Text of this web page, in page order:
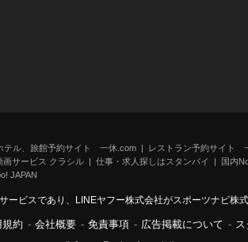
テル、旅館予約サイト 一休.com
レストラン予約サイト
画サービス クラシル 仕事・求人探しはスタンバイ
国内
JAPAN
ービスであり、LINEヤフー株式会社がスポーツナビ株
約 - 会社概要 - 免責事項 - 広告掲載について -